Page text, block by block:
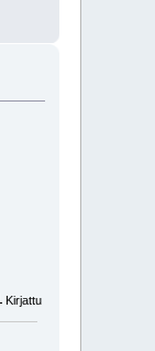
Kirjattu